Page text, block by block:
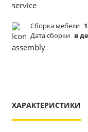
Сборка мебели
Дата сборки в
ХАРАКТЕРИСТИКИ